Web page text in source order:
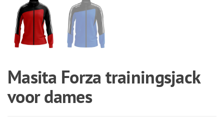
Masita Forza trainingsjack
voor dames